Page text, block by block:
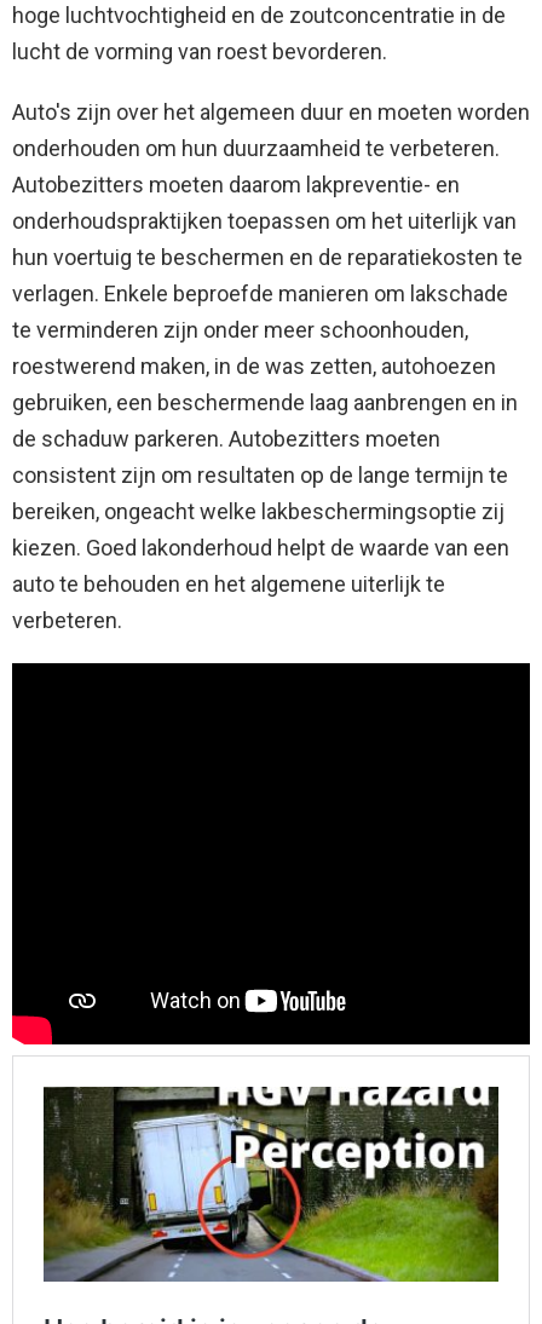
hoge luchtvochtigheid en de zoutconcentratie in de
lucht de vorming van roest bevorderen.
Auto's zijn over het algemeen duur en moeten worden
onderhouden om hun duurzaamheid te verbeteren.
Autobezitters moeten daarom lakpreventie- en
onderhoudspraktijken toepassen om het uiterlijk van
hun voertuig te beschermen en de reparatiekosten te
verlagen. Enkele beproefde manieren om lakschade
te verminderen zijn onder meer schoonhouden,
roestwerend maken, in de was zetten, autohoezen
gebruiken, een beschermende laag aanbrengen en in
de schaduw parkeren. Autobezitters moeten
consistent zijn om resultaten op de lange termijn te
bereiken, ongeacht welke lakbeschermingsoptie zij
kiezen. Goed lakonderhoud helpt de waarde van een
auto te behouden en het algemene uiterlijk te
verbeteren.